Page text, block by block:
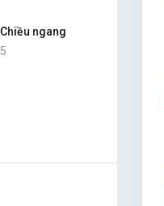
Chiều ngang
5